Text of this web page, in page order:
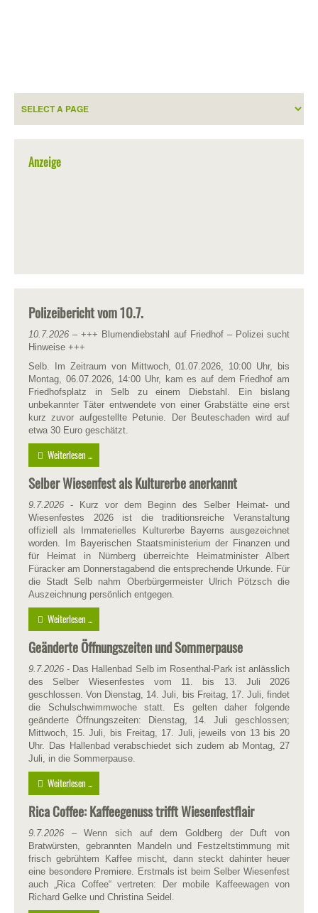
Anzeige
Polizeibericht vom 10.7.
10.7.2026 – +++ Blumendiebstahl auf Friedhof – Polizei sucht
Hinweise +++
Selb. Im Zeitraum von Mittwoch, 01.07.2026, 10:00 Uhr, bis
Montag, 06.07.2026, 14:00 Uhr, kam es auf dem Friedhof am
Friedhofsplatz in Selb zu einem Diebstahl. Ein bislang
unbekannter Täter entwendete von einer Grabstätte eine erst
kurz zuvor aufgestellte Petunie. Der Beuteschaden wird auf
etwa 30 Euro geschätzt.
Weiterlesen ...
Selber Wiesenfest als Kulturerbe anerkannt
9.7.2026 - Kurz vor dem Beginn des Selber Heimat- und
Wiesenfestes 2026 ist die traditionsreiche Veranstaltung
offiziell als Immaterielles Kulturerbe Bayerns ausgezeichnet
worden. Im Bayerischen Staatsministerium der Finanzen und
für Heimat in Nürnberg überreichte Heimatminister Albert
Füracker am Donnerstagabend die entsprechende Urkunde. Für
die Stadt Selb nahm Oberbürgermeister Ulrich Pötzsch die
Auszeichnung persönlich entgegen.
Weiterlesen ...
Geänderte Öffnungszeiten und Sommerpause
9.7.2026 - Das Hallenbad Selb im Rosenthal-Park ist anlässlich
des Selber Wiesenfestes vom 11. bis 13. Juli 2026
geschlossen. Von Dienstag, 14. Juli, bis Freitag, 17. Juli, findet
die Schulschwimmwoche statt. Es gelten daher folgende
geänderte Öffnungszeiten: Dienstag, 14. Juli geschlossen;
Mittwoch, 15. Juli, bis Freitag, 17. Juli, jeweils von 13 bis 20
Uhr. Das Hallenbad verabschiedet sich zudem ab Montag, 27
Juli, in die Sommerpause.
Weiterlesen ...
Rica Coffee: Kaffeegenuss trifft Wiesenfestflair
9.7.2026 – Wenn sich auf dem Goldberg der Duft von
Bratwürsten, gebrannten Mandeln und Festzeltstimmung mit
frisch gebrühtem Kaffee mischt, dann steckt dahinter heuer
eine besondere Premiere. Erstmals ist beim Selber Wiesenfest
auch „Rica Coffee“ vertreten: Der mobile Kaffeewagen von
Richard Gelke und Christina Seidel.